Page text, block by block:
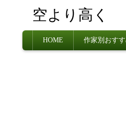
空より高く
HOME 作家別おす